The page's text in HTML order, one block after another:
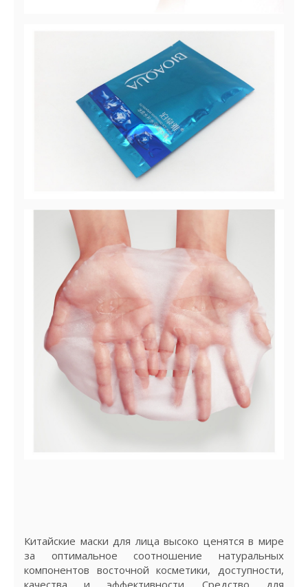
Китайские маски для лица высоко ценятся в мире
за оптимальное соотношение натуральных
компонентов восточной косметики, доступности,